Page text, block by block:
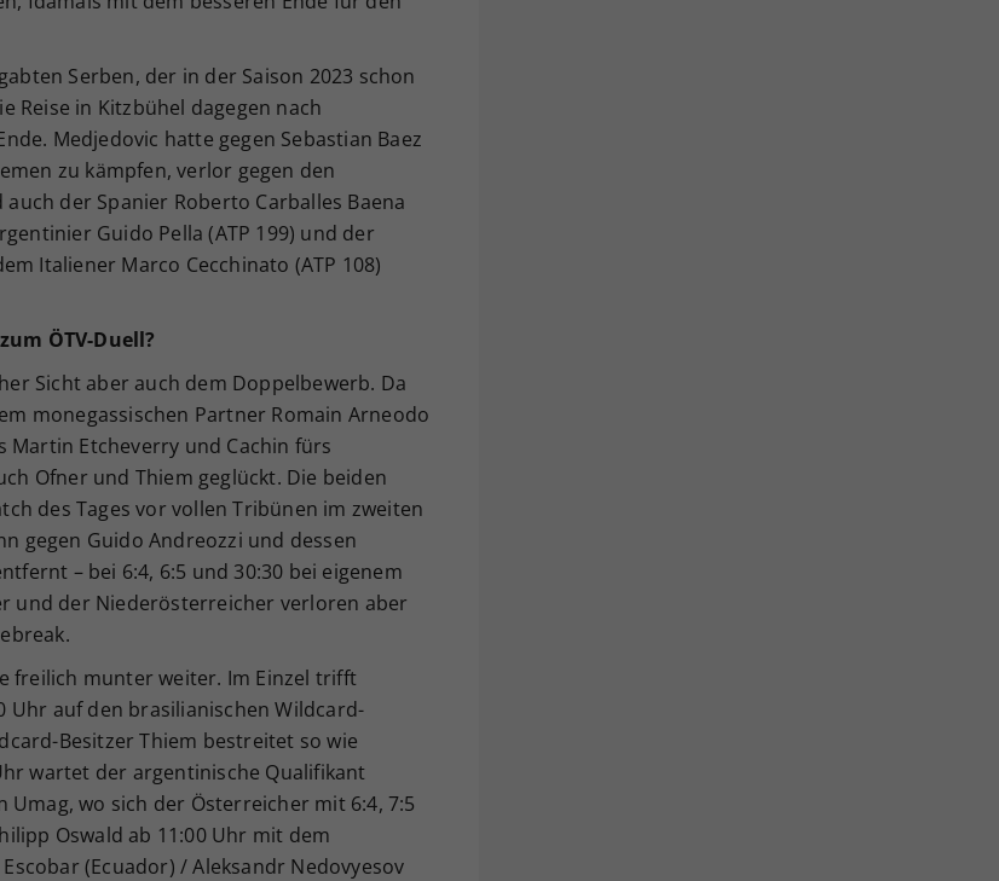
Serben, der in der Saison 2023 schon
Reise in Kitzbühel dagegen nach
Medjedovic hatte gegen Sebastian Baez
zu kämpfen, verlor gegen den
der Spanier Roberto Carballes Baena
Guido Pella (ATP 199) und der
Italiener Marco Cecchinato (ATP 108)
ÖTV-Duell?
Sicht aber auch dem Doppelbewerb. Da
monegassischen Partner Romain Arneodo
Martin Etcheverry und Cachin fürs
Ofner und Thiem geglückt. Die beiden
des Tages vor vollen Tribünen im zweiten
gegen Guido Andreozzi und dessen
– bei 6:4, 6:5 und 30:30 bei eigenem
und der Niederösterreicher verloren aber
freilich munter weiter. Im Einzel trifft
Uhr auf den brasilianischen Wildcard-
Besitzer Thiem bestreitet so wie
wartet der argentinische Qualifikant
Umag, wo sich der Österreicher mit 6:4, 7:5
Oswald ab 11:00 Uhr mit dem
(Ecuador) / Aleksandr Nedovyesov